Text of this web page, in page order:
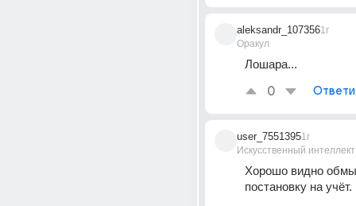
aleksandr_107356
Оракул
1г
Лошара...
0
user_7551395
Искусственный интеллект
1г
Хорошо видно
постановку на учёт.